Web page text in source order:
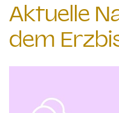
Aktuelle
dem